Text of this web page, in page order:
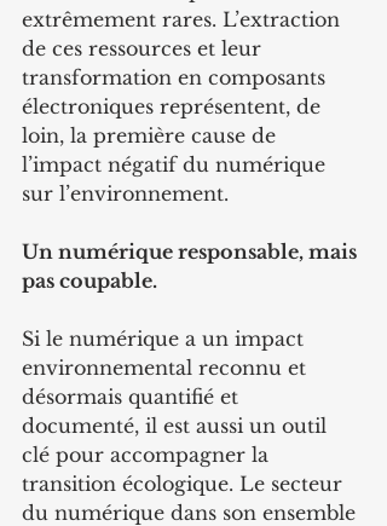
extrêmement rares. L’extraction
de ces ressources et leur
transformation en composants
électroniques représentent, de
loin, la première cause de
l’impact négatif du numérique
sur l’environnement.
Un numérique responsable, mais
pas coupable.
Si le numérique a un impact
environnemental reconnu et
désormais quantifié et
documenté, il est aussi un outil
clé pour accompagner la
transition écologique. Le secteur
du numérique dans son ensemble